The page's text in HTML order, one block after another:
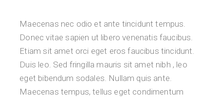
Maecenas nec odio et ante tincidunt tempus.
Donec vitae sapien ut libero venenatis faucibus.
Etiam sit amet orci eget eros faucibus tincidunt.
Duis leo. Sed fringilla mauris sit amet nibh , leo
eget bibendum sodales. Nullam quis ante.
Maecenas tempus, tellus eget condimentum